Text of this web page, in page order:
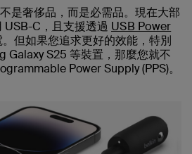
是奢侈品，而是必需品。現在大部
C，且支援透過 USB Power
但如果您追求更好的效能，特別
Galaxy S25 等裝置，那麼您就不
Power Supply (PPS)。